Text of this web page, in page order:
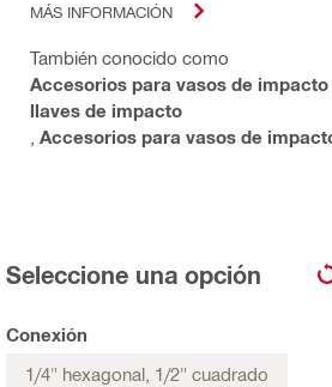
MÁS INFORMACIÓN
También conocido como
Accesorios para vasos de
llaves de impacto
Accesorios para vasos de
Seleccione una opción
Conexión
1/4" hexagonal, 1/2" cuadrado